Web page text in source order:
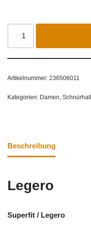
Artikelnummer: 236506011
Kategorien: Damen
Beschreibung
Legero
Superfit / Legero